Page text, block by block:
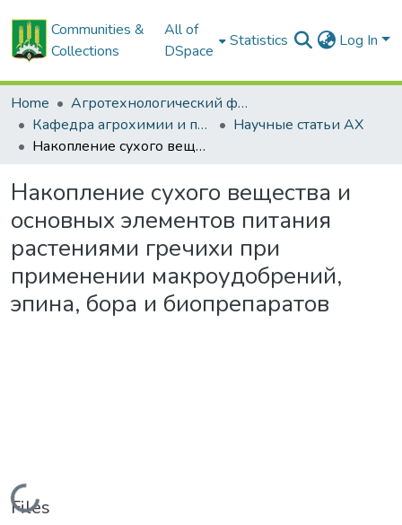
Communities &
Collections
All of
DSpace
Statistics Log In
Home
Агротехнологический факультет
Кафедра агрохимии и почвоведения
Научные статьи АХ
Накопление сухого вещества и основных элементов питания растениями гречихи при применении макроудобрений, эпина, бора и биопрепаратов
Накопление сухого вещества и
основных элементов питания
растениями гречихи при
применении макроудобрений,
эпина, бора и биопрепаратов
Loading...
Files